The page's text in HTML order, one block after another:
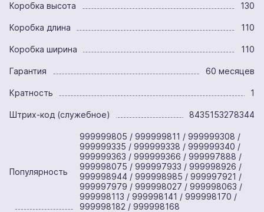
Коробка высота 130
Коробка длина 110
Коробка ширина 110
Гарантия 60 месяцев
Кратность 1
Штрих-код (служебное) 8435153278344
Популярность
999999805 / 999999811 / 999999308 /
999999335 / 999999338 / 999999340 /
999999363 / 999999366 / 999997888 /
999998075 / 999997933 / 999998926 /
999998944 / 999998985 / 999997921 /
999997979 / 999998027 / 999998063 /
999998113 / 999998141 / 999998170 /
999998182 / 999998168